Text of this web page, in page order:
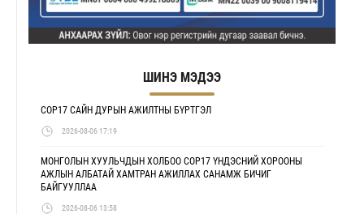
ШИНЭ МЭДЭЭ
COP17 САЙН ДУРЫН АЖИЛТНЫ БҮРТГЭЛ
2026-08-06 17:19
МОНГОЛЫН ХУУЛЬЧДЫН ХОЛБОО COP17 ҮНДЭСНИЙ ХОРООНЫ
АЖЛЫН АЛБАТАЙ ХАМТРАН АЖИЛЛАХ САНАМЖ БИЧИГ
БАЙГУУЛЛАА
2026-08-06 13:58